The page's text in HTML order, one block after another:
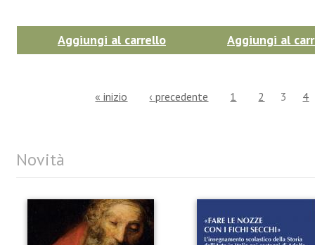
Aggiungi al carrello Aggiungi al
« inizio ‹ precedente 1 2 3 4
Novità